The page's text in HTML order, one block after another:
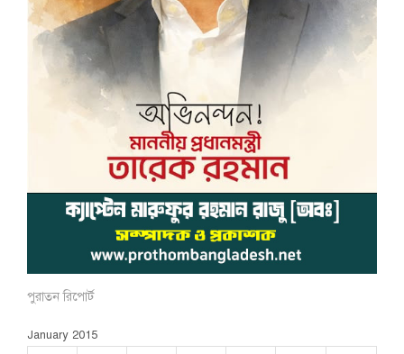
পুরাতন রিপোর্ট
January 2015